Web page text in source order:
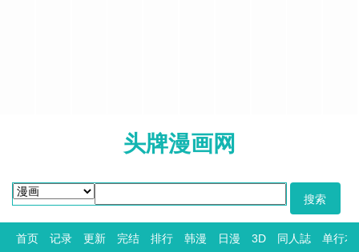
头牌漫画网
首页 记录 更新 完结 排行 韩漫 日漫 3D 同人誌
单行本